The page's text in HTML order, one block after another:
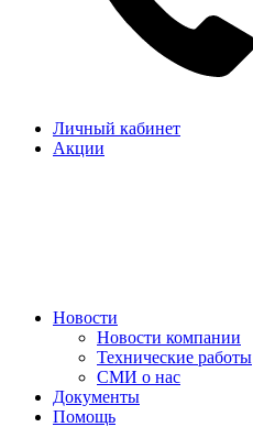
Личный кабинет
Акции
Новости
Новости компании
Технические работы
СМИ о нас
Документы
Помощь